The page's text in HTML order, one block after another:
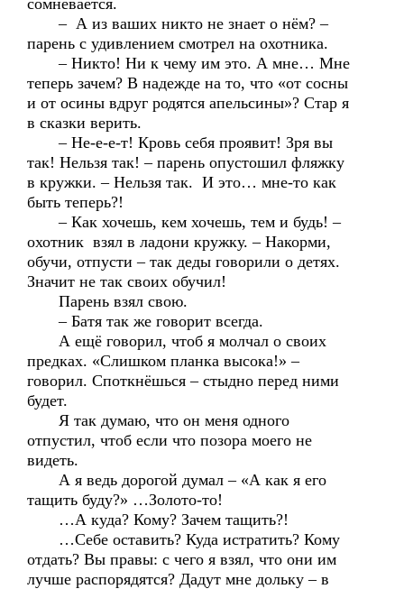
сомневается.
– А из ваших никто не знает о нём? –
парень с удивлением смотрел на охотника.
– Никто! Ни к чему им это. А мне… Мне
теперь зачем? В надежде на то, что «от сосны
и от осины вдруг родятся апельсины»? Стар я
в сказки верить.
– Не-е-е-т! Кровь себя проявит! Зря вы
так! Нельзя так! – парень опустошил фляжку
в кружки. – Нельзя так. И это… мне-то как
быть теперь?!
– Как хочешь, кем хочешь, тем и будь! –
охотник взял в ладони кружку. – Накорми,
обучи, отпусти – так деды говорили о детях.
Значит не так своих обучил!
Парень взял свою.
– Батя так же говорит всегда.
А ещё говорил, чтоб я молчал о своих
предках. «Слишком планка высока!» –
говорил. Споткнёшься – стыдно перед ними
будет.
Я так думаю, что он меня одного
отпустил, чтоб если что позора моего не
видеть.
А я ведь дорогой думал – «А как я его
тащить буду?» …Золото-то!
…А куда? Кому? Зачем тащить?!
…Себе оставить? Куда истратить? Кому
отдать? Вы правы: с чего я взял, что они им
лучше распорядятся? Дадут мне дольку – в